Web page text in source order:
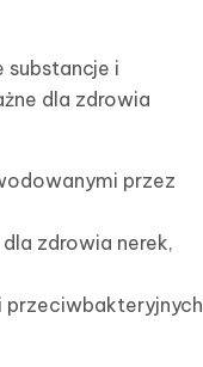
substancje i
dla zdrowia
przez
zdrowia nerek,
przeciwbakteryjnych